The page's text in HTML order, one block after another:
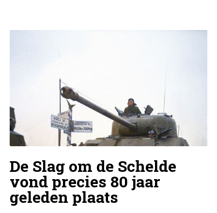
De Slag om de Schelde
vond precies 80 jaar
geleden plaats